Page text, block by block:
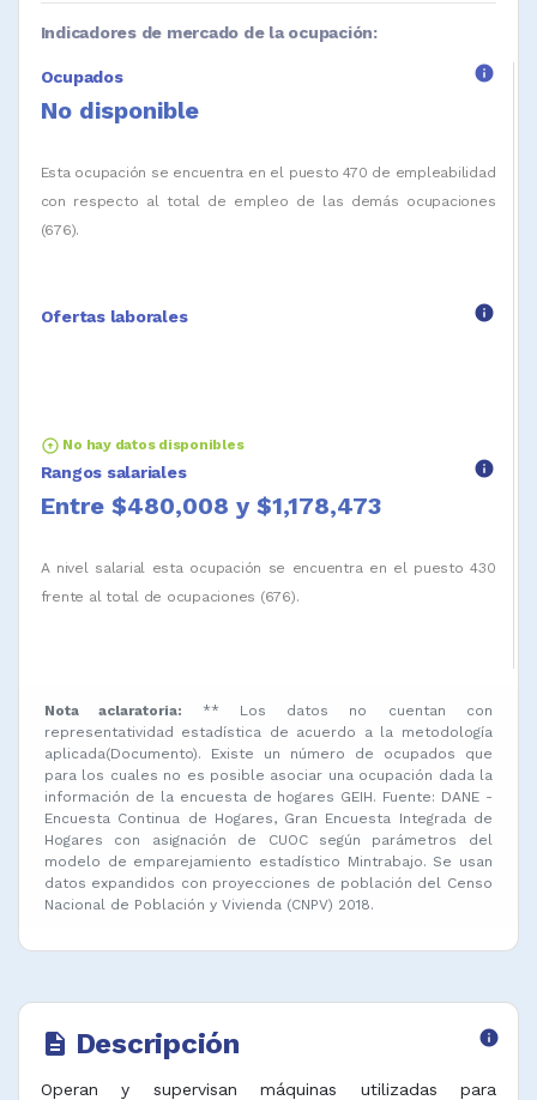
Indicadores de mercado de la ocupación:
Ocupados info
No disponible
Esta ocupación se encuentra en el puesto 470 de empleabilidad
con respecto al total de empleo de las demás ocupaciones
(676).
Ofertas laborales info
arrow_circle_up No hay datos disponibles
Rangos salariales info
Entre $480,008 y $1,178,473
A nivel salarial esta ocupación se encuentra en el puesto 430
frente al total de ocupaciones (676).
Nota aclaratoria:
** Los datos no cuentan con
representatividad estadística de acuerdo a la metodología
aplicada(Documento). Existe un número de ocupados que
para los cuales no es posible asociar una ocupación dada la
información de la encuesta de hogares GEIH. Fuente: DANE -
Encuesta Continua de Hogares, Gran Encuesta Integrada de
Hogares con asignación de CUOC según parámetros del
modelo de emparejamiento estadístico Mintrabajo. Se usan
datos expandidos con proyecciones de población del Censo
Nacional de Población y Vivienda (CNPV) 2018.
description Descripción info
Operan y supervisan máquinas utilizadas para